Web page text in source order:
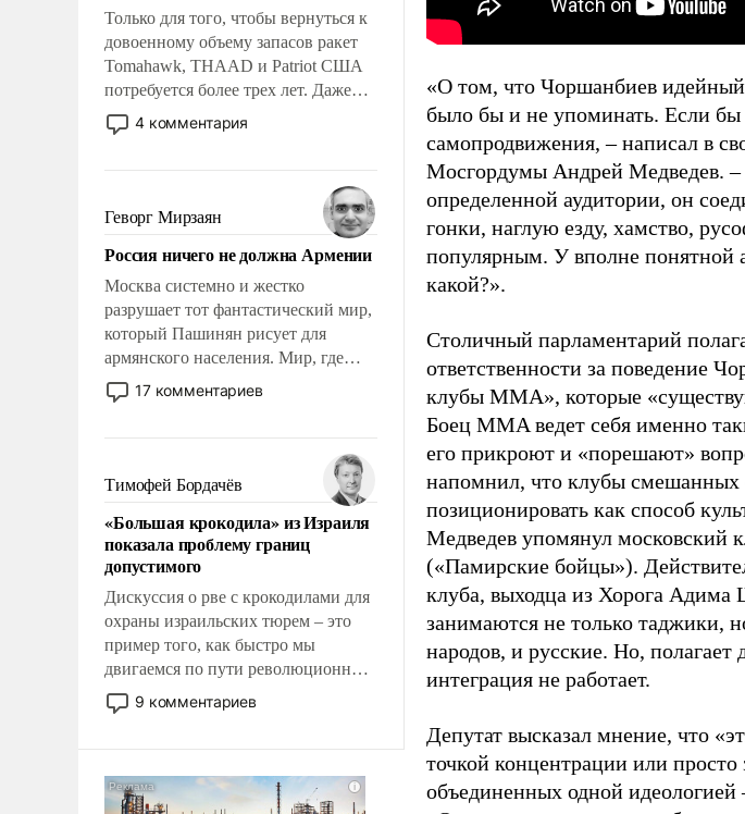
Только для того, чтобы вернуться к
довоенному объему запасов ракет
Tomahawk, THAAD и Patriot США
потребуется более трех лет. Даже
небольшая война с Ираном
опустошила американские
уязвимости США, например, перед
Китаем.
4 комментария
Геворг Мирзаян
Россия ничего не должна Армении
Москва системно и жестко
разрушает тот фантастический мир,
который Пашинян рисует для
армянского населения. Мир, где
политические прожекты будут
безусловно оплачиваться за счет
где Еревану за свои поступки не
нужно отвечать.
17 комментариев
Тимофей Бордачёв
«Большая крокодила» из Израиля
показала проблему границ
допустимого
Дискуссия о рве с крокодилами для
охраны израильских тюрем – это
пример того, как быстро мы
двигаемся по пути революционных
изменений. То, что несколько лет
назад было образом для
9 комментариев
«О том, что Чоршанбиев
было бы и не упоминать. Если бы
самопродвижения, – написал в
Мосгордумы Андрей Медведев. –
определенной аудитории, он
гонки, наглую езду, хамство,
популярным. У вполне понятной
какой?».
Столичный парламентарий
ответственности за поведение
клубы MMA», которые
Боец MMA ведет себя именно
его прикроют и «порешают»
напомнил, что клубы смешанных
позиционировать как способ
Медведев упомянул московский
(«Памирские бойцы»).
клуба, выходца из Хорога Адима
занимаются не только таджики,
народов, и русские. Но, полагает
интеграция не работает.
Депутат высказал мнение, что
точкой концентрации или просто
объединенных одной